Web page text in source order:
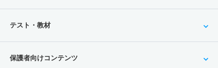
テスト・教材
保護者向けコンテンツ